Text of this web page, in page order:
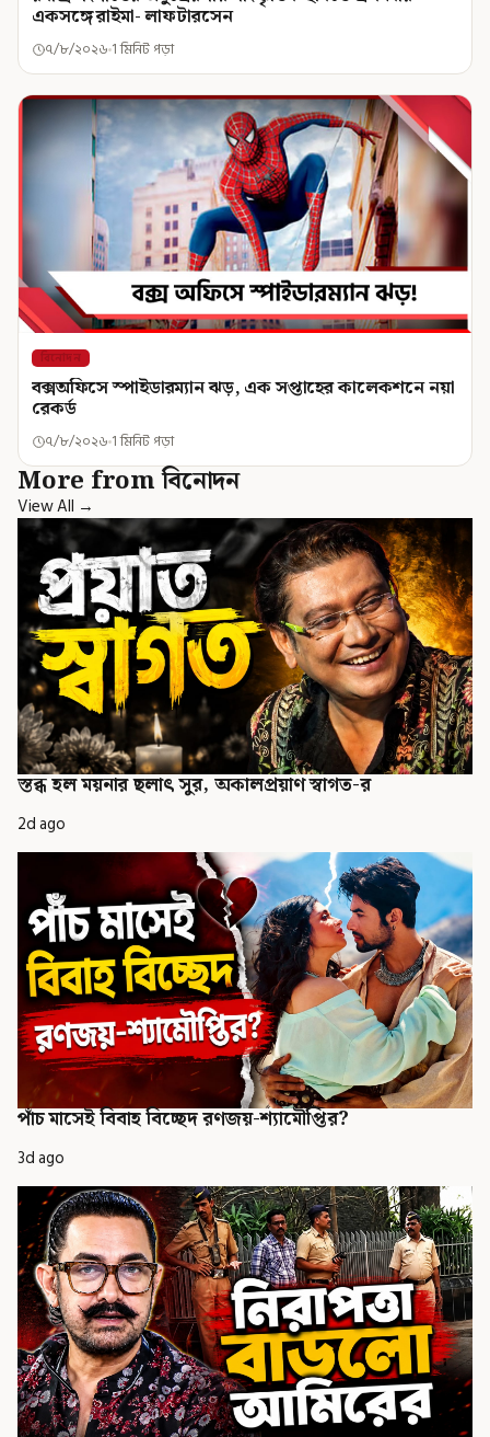
একসঙ্গে রাইমা- লাফটারসেন
৭/৮/২০২৬ 1 মিনিট পড়া
বিনোদন
বক্সঅফিসে স্পাইডারম্যান ঝড়, এক সপ্তাহের কালেকশনে নয়া
রেকর্ড
৭/৮/২০২৬ 1 মিনিট পড়া
More from বিনোদন
View All →
স্তব্ধ হল ময়নার ছলাৎ সুর, অকালপ্রয়াণ স্বাগত-র
2d ago
পাঁচ মাসেই বিবাহ বিচ্ছেদ রণজয়-শ্যামৌপ্তির?
3d ago